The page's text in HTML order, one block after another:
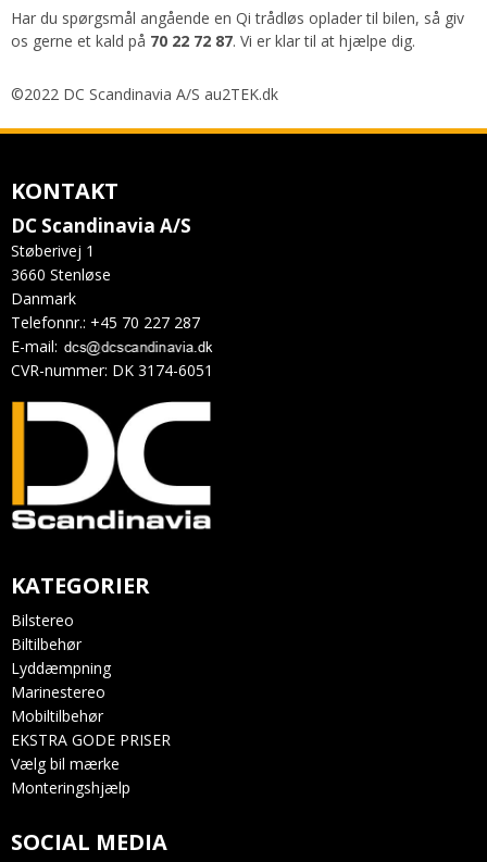
Har du spørgsmål angående en Qi trådløs oplader til bilen, så giv
os gerne et kald på 70 22 72 87. Vi er klar til at hjælpe dig.
©2022 DC Scandinavia A/S au2TEK.dk
KONTAKT
DC Scandinavia A/S
Støberivej 1
3660 Stenløse
Danmark
Telefonnr.: +45 70 227 287
E-mail:
CVR-nummer: DK 3174-6051
KATEGORIER
Bilstereo
Biltilbehør
Lyddæmpning
Marinestereo
Mobiltilbehør
EKSTRA GODE PRISER
Vælg bil mærke
Monteringshjælp
SOCIAL MEDIA